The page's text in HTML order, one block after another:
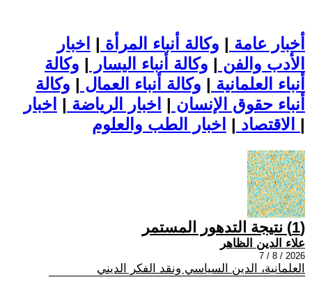
أخبار عامة | وكالة أنباء المرأة | اخبار
الأدب والفن | وكالة أنباء اليسار | وكالة
أنباء العلمانية | وكالة أنباء العمال | وكالة
أنباء حقوق الإنسان | اخبار الرياضة | اخبار
الاقتصاد | |
(1) نتيجة التدهور المستمر
علاء الدين الظاهر
2026 / 8 / 7
العلمانية، الدين السياسي ونقد الفكر الديني